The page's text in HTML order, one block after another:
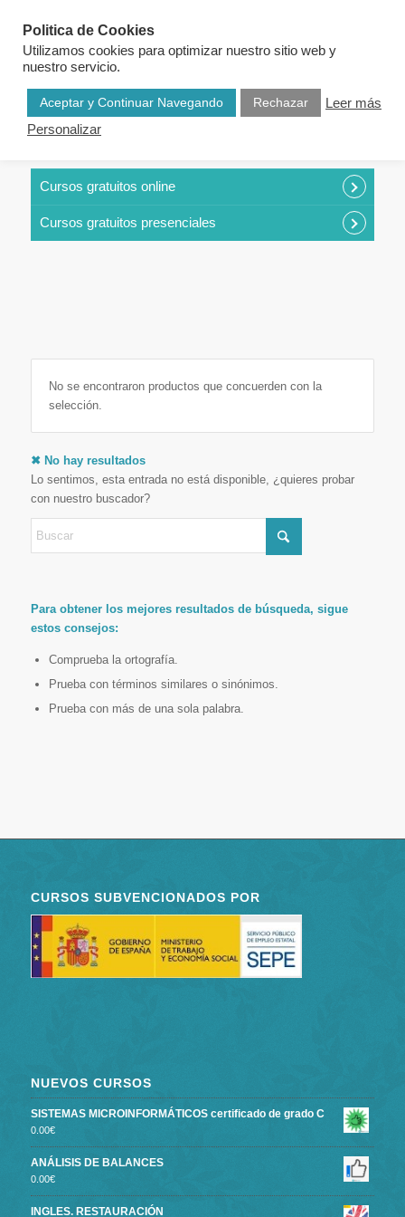
Cursos gratuitos online
Cursos gratuitos presenciales
No se encontraron productos que concuerden con la
selección.
✖ No hay resultados
Lo sentimos, esta entrada no está disponible, ¿quieres probar
con nuestro buscador?
Para obtener los mejores resultados de búsqueda, sigue
estos consejos:
Comprueba la ortografía.
Prueba con términos similares o sinónimos.
Prueba con más de una sola palabra.
CURSOS SUBVENCIONADOS POR
NUEVOS CURSOS
SISTEMAS MICROINFORMÁTICOS certificado de grado C
0.00€
ANÁLISIS DE BALANCES
0.00€
INGLES. RESTAURACIÓN
Politica de Cookies
Utilizamos cookies para optimizar nuestro sitio web y
nuestro servicio.
Aceptar y Continuar Navegando Rechazar
Leer más
Personalizar